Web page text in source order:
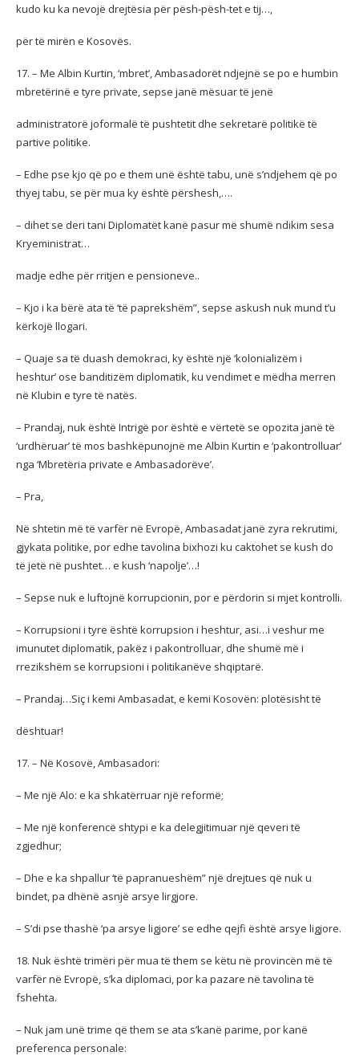
kudo ku ka nevojë drejtësia për pësh-pësh-tet e tij…,
për të mirën e Kosovës.
17. – Me Albin Kurtin, ‘mbret’, Ambasadorët ndjejnë se po e humbin
mbretërinë e tyre private, sepse janë mësuar të jenë
administratorë joformalë të pushtetit dhe sekretarë politikë të
partive politike.
– Edhe pse kjo që po e them unë është tabu, unë s’ndjehem që po
thyej tabu, se për mua ky është përshesh,….
– dihet se deri tani Diplomatët kanë pasur më shumë ndikim sesa
Kryeministrat…
madje edhe për rritjen e pensioneve..
– Kjo i ka bërë ata të ‘të paprekshëm”, sepse askush nuk mund t’u
kërkojë llogari.
– Quaje sa të duash demokraci, ky është një ‘kolonializëm i
heshtur’ ose banditizëm diplomatik, ku vendimet e mëdha merren
në Klubin e tyre të natës.
– Prandaj, nuk është Intrigë por është e vërtetë se opozita janë të
‘urdhëruar’ të mos bashkëpunojnë me Albin Kurtin e ‘pakontrolluar’
nga ‘Mbretëria private e Ambasadorëve’.
– Pra,
Në shtetin më të varfër në Evropë, Ambasadat janë zyra rekrutimi,
gjykata politike, por edhe tavolina bixhozi ku caktohet se kush do
të jetë në pushtet… e kush ‘napolje’…!
– Sepse nuk e luftojnë korrupcionin, por e përdorin si mjet kontrolli.
– Korrupsioni i tyre është korrupsion i heshtur, asi…i veshur me
imunutet diplomatik, pakëz i pakontrolluar, dhe shumë më i
rrezikshëm se korrupsioni i politikanëve shqiptarë.
– Prandaj…Siç i kemi Ambasadat, e kemi Kosovën: plotësisht të
dështuar!
17. – Në Kosovë, Ambasadori:
– Me një Alo: e ka shkatërruar një reformë;
– Me një konferencë shtypi e ka delegjitimuar një qeveri të
zgjedhur;
– Dhe e ka shpallur ‘të papranueshëm” një drejtues që nuk u
bindet, pa dhënë asnjë arsye lirgjore.
– S’di pse thashë ‘pa arsye ligjore’ se edhe qejfi është arsye ligjore.
18. Nuk është trimëri për mua të them se këtu në provincën më të
varfër në Evropë, s’ka diplomaci, por ka pazare në tavolina të
fshehta.
– Nuk jam unë trime që them se ata s’kanë parime, por kanë
preferenca personale: